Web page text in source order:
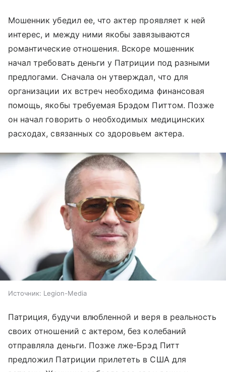
Мошенник убедил ее, что актер проявляет к ней
интерес, и между ними якобы завязываются
романтические отношения. Вскоре мошенник
начал требовать деньги у Патриции под разными
предлогами. Сначала он утверждал, что для
организации их встреч необходима финансовая
помощь, якобы требуемая Брэдом Питтом. Позже
он начал говорить о необходимых медицинских
расходах, связанных со здоровьем актера.
Источник: Legion-Media
Патриция, будучи влюбленной и веря в реальность
своих отношений с актером, без колебаний
отправляла деньги. Позже лже-Брэд Питт
предложил Патриции прилететь в США для